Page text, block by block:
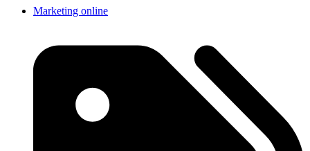
Marketing online